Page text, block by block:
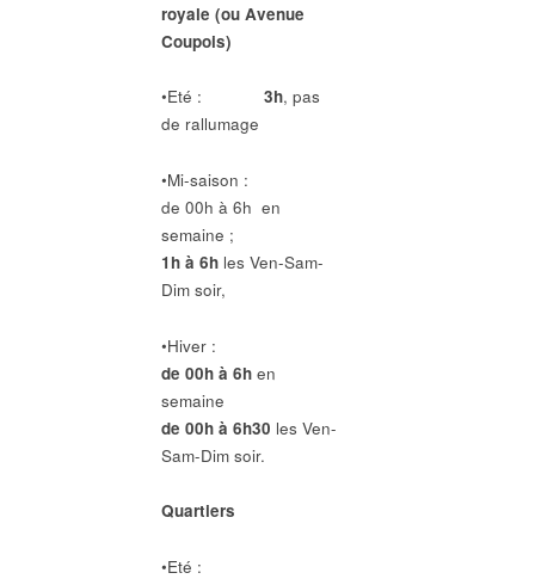
royale (ou Avenue
Coupois)
•Eté : 3h, pas
de rallumage
•Mi-saison :
de 00h à 6h en
semaine ;
1h à 6hles Ven-Sam-
Dim soir,
•Hiver :
de 00h à 6hen
semaine
de 00h à 6h30 les Ven-
Sam-Dim soir.
Quartiers
•Eté :